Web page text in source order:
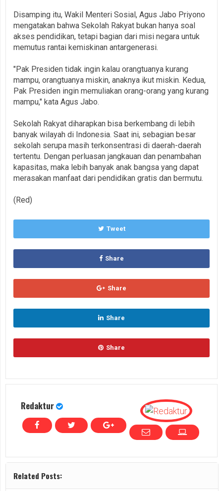
Disamping itu, Wakil Menteri Sosial, Agus Jabo Priyono
mengatakan bahwa Sekolah Rakyat bukan hanya soal
akses pendidikan, tetapi bagian dari misi negara untuk
memutus rantai kemiskinan antargenerasi.
"Pak Presiden tidak ingin kalau orangtuanya kurang
mampu, orangtuanya miskin, anaknya ikut miskin. Kedua,
Pak Presiden ingin memuliakan orang-orang yang kurang
mampu," kata Agus Jabo.
Sekolah Rakyat diharapkan bisa berkembang di lebih
banyak wilayah di Indonesia. Saat ini, sebagian besar
sekolah serupa masih terkonsentrasi di daerah-daerah
tertentu. Dengan perluasan jangkauan dan penambahan
kapasitas, maka lebih banyak anak bangsa yang dapat
merasakan manfaat dari pendidikan gratis dan bermutu.
(Red)
Tweet
Share
Share
Share
Share
Redaktur
Related Posts: